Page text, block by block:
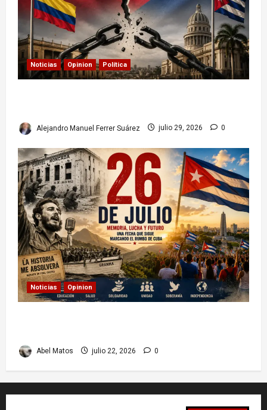
Noticias Opinion Política
Alejandro Manuel Ferrer Suárez julio 29, 2026 0
Noticias Opinion
Abel Matos julio 22, 2026 0